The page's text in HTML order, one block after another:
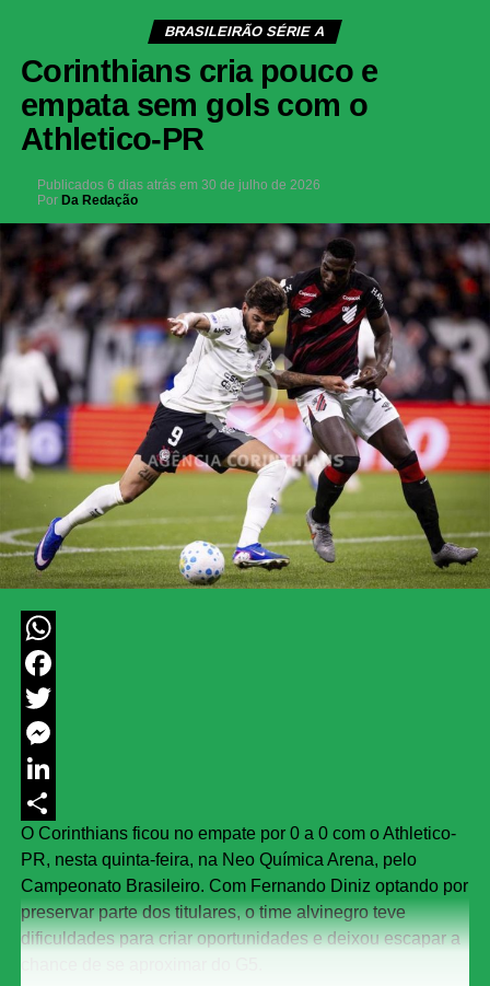
BRASILEIRÃO SÉRIE A
Corinthians cria pouco e
empata sem gols com o
Athletico-PR
Publicados 6 dias atrás em 30 de julho de 2026
Por Da Redação
WhatsApp
Facebook
Twitter
Messenger
LinkedIn
Share
O Corinthians ficou no empate por 0 a 0 com o Athletico-
PR, nesta quinta-feira, na Neo Química Arena, pelo
Campeonato Brasileiro. Com Fernando Diniz optando por
preservar parte dos titulares, o time alvinegro teve
dificuldades para criar oportunidades e deixou escapar a